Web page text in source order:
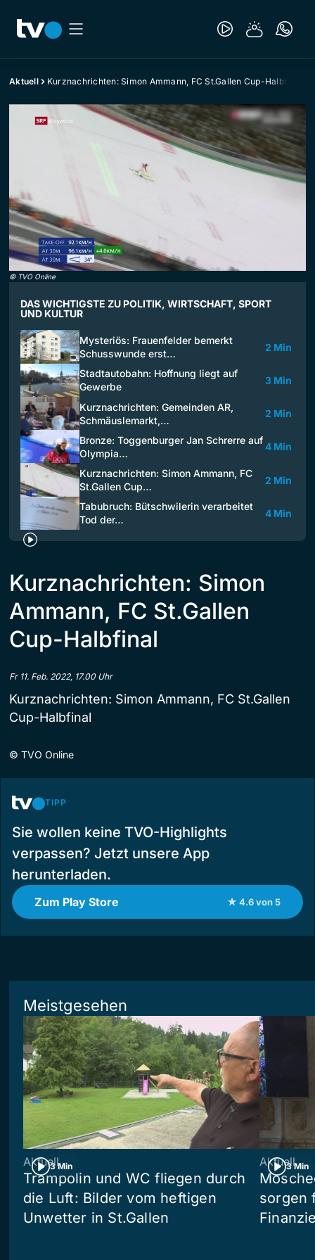
Aktuell Kurznachrichten: Simon Ammann, FC St.Gallen Cup-Halbfinal
© TVO Online
DAS WICHTIGSTE ZU POLITIK, WIRTSCHAFT, SPORT
UND KULTUR
Mysteriös: Frauenfelder bemerkt
Schusswunde erst…
2 Min
Stadtautobahn: Hoffnung liegt auf
Gewerbe
3 Min
Kurznachrichten: Gemeinden AR,
Schmäuslemarkt,…
2 Min
Bronze: Toggenburger Jan Schrerre auf
Olympia…
4 Min
Kurznachrichten: Simon Ammann, FC
St.Gallen Cup…
2 Min
Tabubruch: Bütschwilerin verarbeitet
Tod der…
4 Min
Kurznachrichten: Simon
Ammann, FC St.Gallen
Cup-Halbfinal
Fr 11. Feb. 2022, 17.00 Uhr
Kurznachrichten: Simon Ammann, FC St.Gallen
Cup-Halbfinal
© TVO Online
TIPP
Sie wollen keine TVO-Highlights
verpassen? Jetzt unsere App
herunterladen.
Zum Play Store ★ 4.6 von 5
Meistgesehen
3 Min
Aktuell
Trampolin und WC fliegen durch
die Luft: Bilder vom heftigen
Unwetter in St.Gallen
3 Min
Aktuell
sorgen